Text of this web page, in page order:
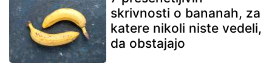
skrivnosti o bananah, za
katere nikoli niste vedeli,
da obstajajo